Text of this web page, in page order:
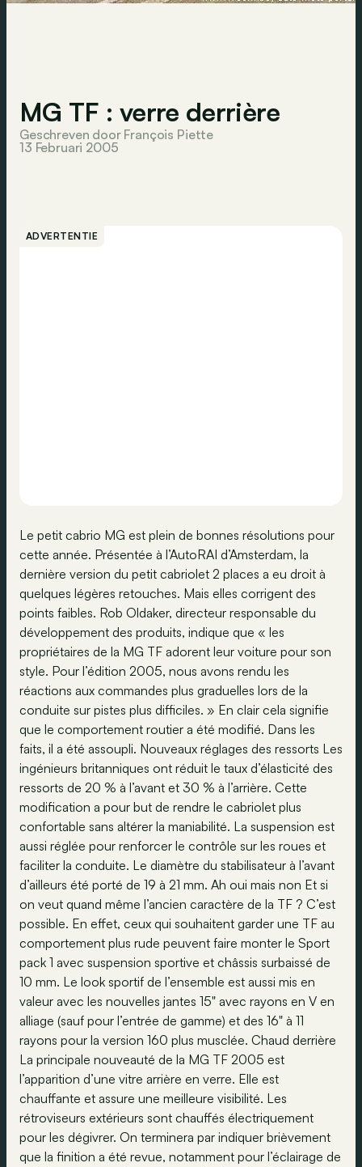
MG TF : verre derrière
Geschreven door François Piette
13 Februari 2005
ADVERTENTIE
Le petit cabrio MG est plein de bonnes résolutions pour
cette année. Présentée à l’AutoRAI d’Amsterdam, la
dernière version du petit cabriolet 2 places a eu droit à
quelques légères retouches. Mais elles corrigent des
points faibles. Rob Oldaker, directeur responsable du
développement des produits, indique que « les
propriétaires de la MG TF adorent leur voiture pour son
style. Pour l’édition 2005, nous avons rendu les
réactions aux commandes plus graduelles lors de la
conduite sur pistes plus difficiles. » En clair cela signifie
que le comportement routier a été modifié. Dans les
faits, il a été assoupli. Nouveaux réglages des ressorts Les
ingénieurs britanniques ont réduit le taux d’élasticité des
ressorts de 20 % à l’avant et 30 % à l’arrière. Cette
modification a pour but de rendre le cabriolet plus
confortable sans altérer la maniabilité. La suspension est
aussi réglée pour renforcer le contrôle sur les roues et
faciliter la conduite. Le diamètre du stabilisateur à l’avant
d’ailleurs été porté de 19 à 21 mm. Ah oui mais non Et si
on veut quand même l’ancien caractère de la TF ? C’est
possible. En effet, ceux qui souhaitent garder une TF au
comportement plus rude peuvent faire monter le Sport
pack 1 avec suspension sportive et châssis surbaissé de
10 mm. Le look sportif de l’ensemble est aussi mis en
valeur avec les nouvelles jantes 15" avec rayons en V en
alliage (sauf pour l’entrée de gamme) et des 16" à 11
rayons pour la version 160 plus musclée. Chaud derrière
La principale nouveauté de la MG TF 2005 est
l’apparition d’une vitre arrière en verre. Elle est
chauffante et assure une meilleure visibilité. Les
rétroviseurs extérieurs sont chauffés électriquement
pour les dégivrer. On terminera par indiquer brièvement
que la finition a été revue, notamment pour l’éclairage de